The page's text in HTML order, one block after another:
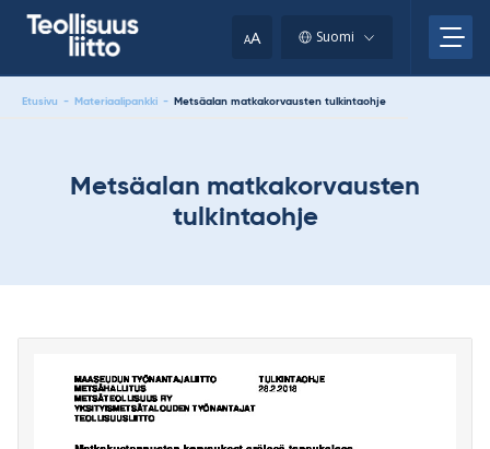
AA Suomi
Etusivu - Materiaalipankki - Metsäalan matkakorvausten tulkintaohje
Metsäalan matkakorvausten
tulkintaohje
clipboard.)